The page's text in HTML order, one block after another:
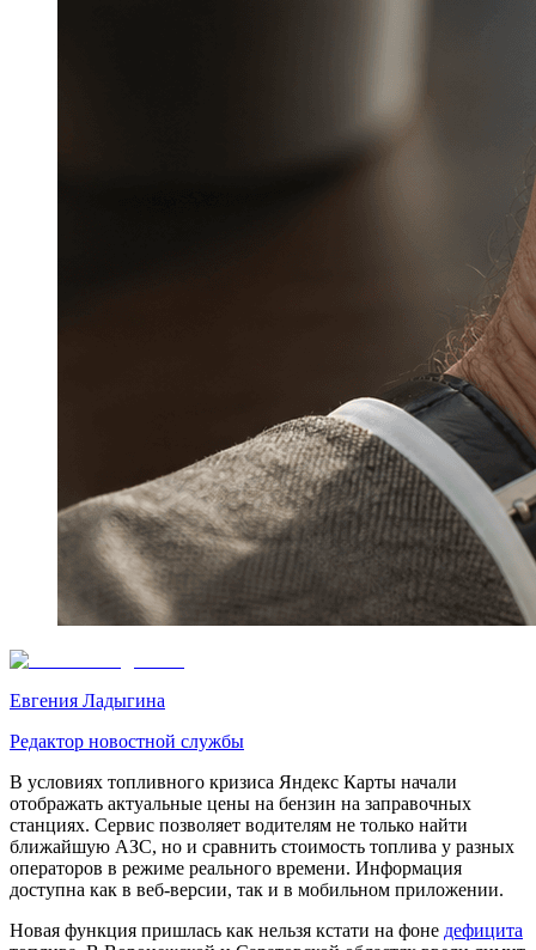
Евгения Ладыгина
Редактор новостной службы
В условиях топливного кризиса Яндекс Карты начали
отображать актуальные цены на бензин на заправочных
станциях. Сервис позволяет водителям не только найти
ближайшую АЗС, но и сравнить стоимость топлива у разных
операторов в режиме реального времени. Информация
доступна как в веб-версии, так и в мобильном приложении.
Новая функция пришлась как нельзя кстати на фоне дефицита